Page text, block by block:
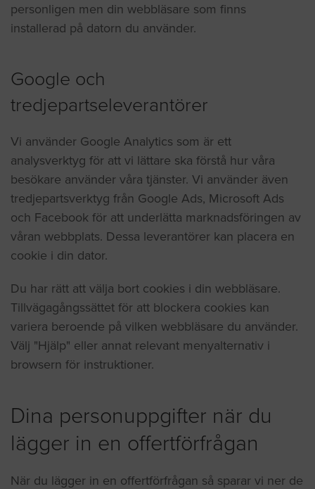
personligen men din webbläsare som finns
installerad på datorn du använder.
Google och
tredjepartseleverantörer
Vi använder Google Analytics som är ett
analysverktyg för att vi lättare ska förstå hur våra
besökare använder våra tjänster. Vi använder även
tredjepartsverktyg från Google Ads, Microsoft Ads
och Facebook för att underlätta marknadsföringen av
våran webbplats. Dessa leverantörer kan placera en
cookie i din dator.
Du har rätt att välja bort cookies i din webbläsare.
Tillvägagångssättet för att blockera cookies kan
variera beroende på vilken webbläsare du använder.
Välj "Hjälp" eller annat relevant menyalternativ i
browsern för instruktioner.
Dina personuppgifter när du
lägger in en offertförfrågan
När du lägger in en offertförfrågan så sparar vi ner de